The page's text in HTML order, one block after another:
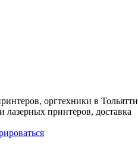
оргтехники в Тольятти
лазерных принтеров, доставка